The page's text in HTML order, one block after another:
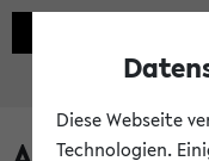
Diese Webseite
Technologien.